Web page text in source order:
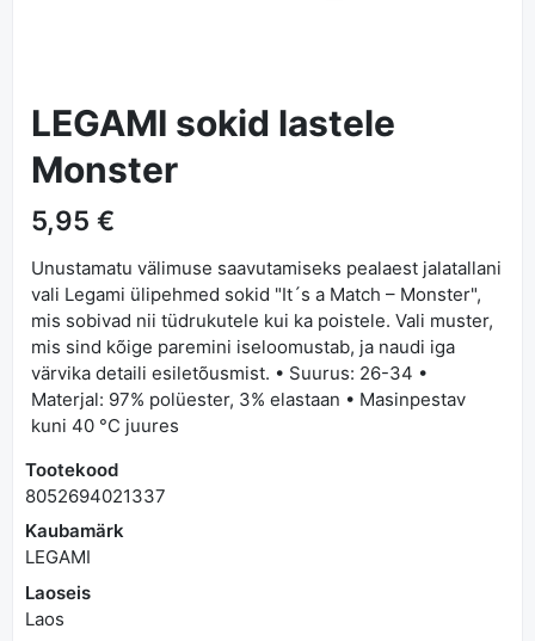
LEGAMI sokid lastele
Monster
5,95 €
Unustamatu välimuse saavutamiseks pealaest jalatallani
vali Legami ülipehmed sokid "It´s a Match – Monster",
mis sobivad nii tüdrukutele kui ka poistele. Vali muster,
mis sind kõige paremini iseloomustab, ja naudi iga
värvika detaili esiletõusmist. • Suurus: 26-34 •
Materjal: 97% polüester, 3% elastaan • Masinpestav
kuni 40 °C juures
Tootekood
8052694021337
Kaubamärk
LEGAMI
Laoseis
Laos